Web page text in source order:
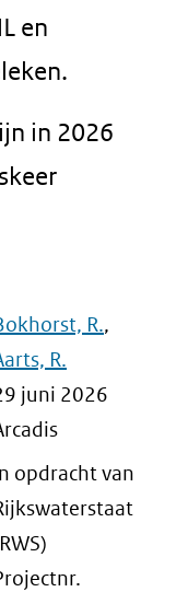
en
in 2026
R.,
R.
juni 2026
opdracht van